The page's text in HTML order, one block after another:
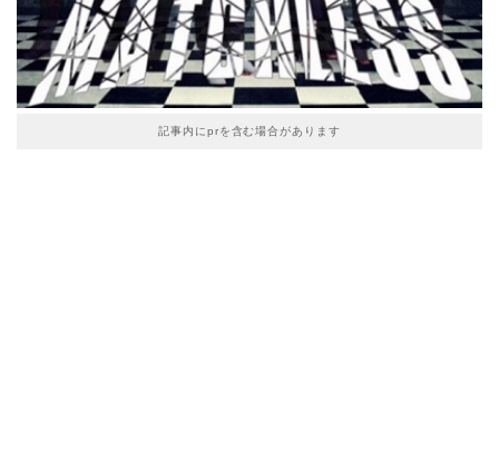
記事内にprを含む場合があります